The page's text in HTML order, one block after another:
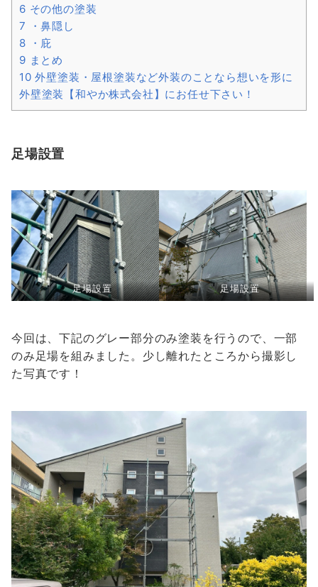
6 その他の塗装
7 ・鼻隠し
8 ・庇
9 まとめ
10 外壁塗装・屋根塗装など外装のことなら想いを形に
外壁塗装【和やか株式会社】にお任せ下さい！
足場設置
足場設置 足場設置
今回は、下記のグレー部分のみ塗装を行うので、一部
のみ足場を組みました。少し離れたところから撮影し
た写真です！